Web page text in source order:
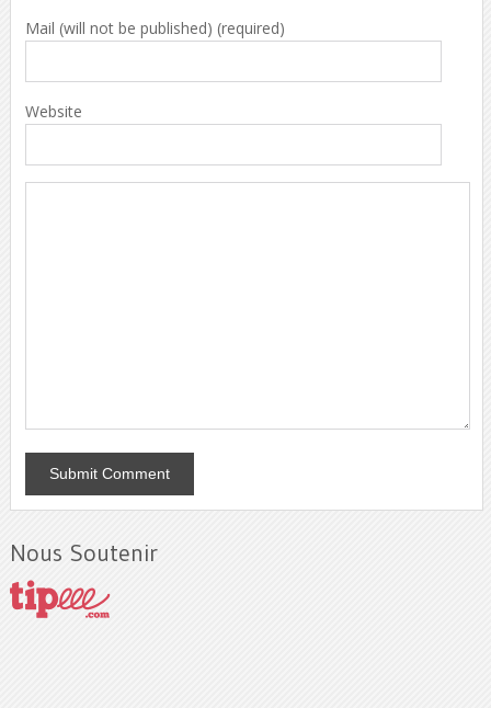
Mail (will not be published) (required)
Website
Nous Soutenir